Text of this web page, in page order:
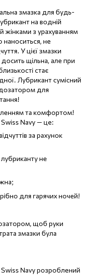
змазка для будь-
на водній
жінками з урахуванням
наноситься, не
У цієї змазки
щільна, але при
стає
Лубрикант сумісний
для
та комфортом!
Swiss Navy — це:
за рахунок
не
для гарячих ночей!
щоб руки
змазки була
Swiss Navy розроблений